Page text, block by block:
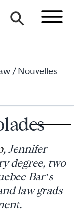
/ Nouvelles
, Jennifer
degree, two
Bar’s
law grads